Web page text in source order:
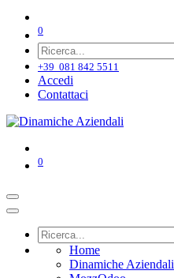
0
+39 081 842 5511
Accedi
Contattaci
0
Home
Dinamiche Aziendali